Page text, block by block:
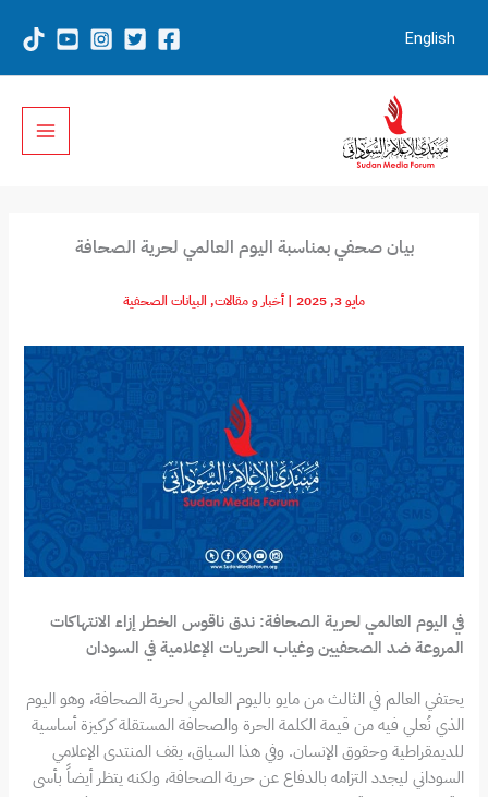
English
بيان صحفي بمناسبة اليوم العالمي لحرية الصحافة
مايو 3, 2025 | أخبار و مقالات, البيانات الصحفية
في اليوم العالمي لحرية الصحافة: ندق ناقوس الخطر إزاء الانتهاكات
المروعة ضد الصحفيين وغياب الحريات الإعلامية في السودان
يحتفي العالم في الثالث من مايو باليوم العالمي لحرية الصحافة، وهو اليوم
الذي نُعلي فيه من قيمة الكلمة الحرة والصحافة المستقلة كركيزة أساسية
للديمقراطية وحقوق الإنسان. وفي هذا السياق، يقف المنتدى الإعلامي
السوداني ليجدد التزامه بالدفاع عن حرية الصحافة، ولكنه يتظر أيضاً بأسى